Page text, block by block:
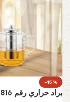
-15%
براد حراري رقم 816